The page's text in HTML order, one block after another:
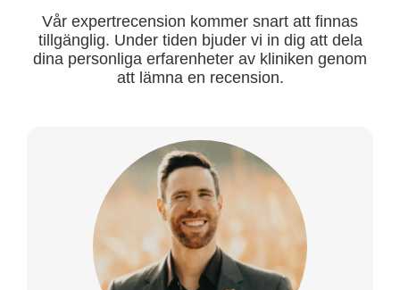
Vår expertrecension kommer snart att finnas
tillgänglig. Under tiden bjuder vi in dig att dela
dina personliga erfarenheter av kliniken genom
att lämna en recension.